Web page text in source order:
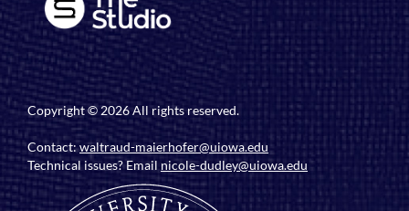
Copyright © 2026 All rights reserved.
Contact:waltraud-maierhofer@uiowa.edu
Technical issues? Email nicole-dudley@uiowa.edu